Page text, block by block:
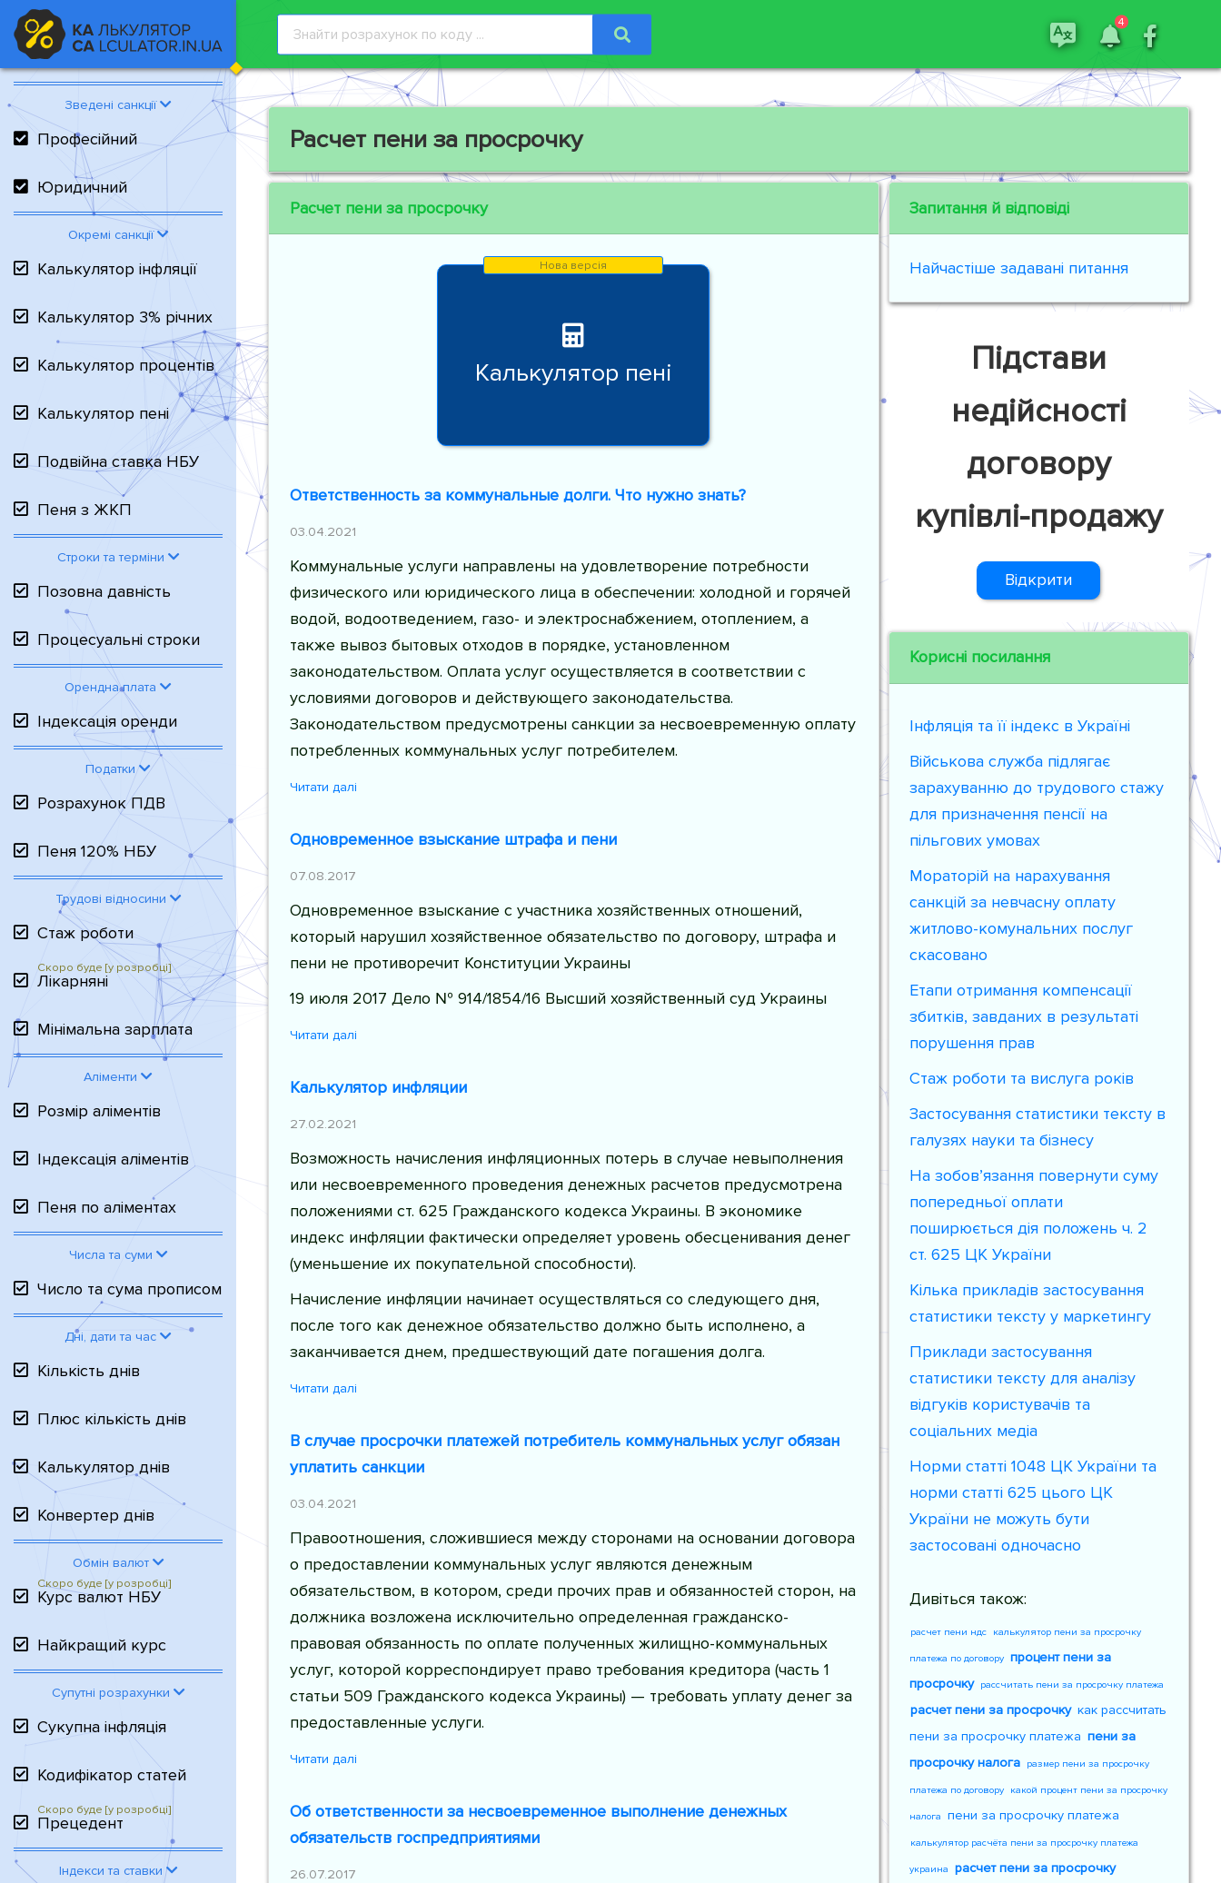
Зведені санкції
Професійний
Юридичний
Окремі санкції
Калькулятор інфляції
Калькулятор 3% річних
Калькулятор процентів
Калькулятор пені
Подвійна ставка НБУ
Пеня з ЖКП
Строки та терміни
Позовна давність
Процесуальні строки
Орендна плата
Індексація оренди
Податки
Розрахунок ПДВ
Пеня 120% НБУ
Трудові відносини
Стаж роботи
Лікарняні
Мінімальна зарплата
Аліменти
Розмір аліментів
Індексація аліментів
Пеня по аліментах
Числа та суми
Число та сума прописом
Дні, дати та час
Кількість днів
Плюс кількість днів
Калькулятор днів
Конвертер днів
Обмін валют
Курс валют НБУ
Найкращий курс
Супутні розрахунки
Сукупна інфляція
Кодифікатор статей
Прецедент
Індекси та ставки
4
Расчет пени за просрочку
Расчет пени за просрочку
Калькулятор пені
Ответственность за коммунальные долги. Что нужно знать?
03.04.2021
Коммунальные услуги направлены на удовлетворение потребности
физического или юридического лица в обеспечении: холодной и горячей
водой, водоотведением, газо- и электроснабжением, отоплением, а
также вывоз бытовых отходов в порядке, установленном
законодательством. Оплата услуг осуществляется в соответствии с
условиями договоров и действующего законодательства.
Законодательством предусмотрены санкции за несвоевременную оплату
потребленных коммунальных услуг потребителем.
Читати далі
Одновременное взыскание штрафа и пени
07.08.2017
Одновременное взыскание с участника хозяйственных отношений,
который нарушил хозяйственное обязательство по договору, штрафа и
пени не противоречит Конституции Украины
19 июля 2017 Дело № 914/1854/16 Высший хозяйственный суд Украины
Читати далі
Калькулятор инфляции
27.02.2021
Возможность начисления инфляционных потерь в случае невыполнения
или несвоевременного проведения денежных расчетов предусмотрена
положениями ст. 625 Гражданского кодекса Украины. В экономике
индекс инфляции фактически определяет уровень обесценивания денег
(уменьшение их покупательной способности).
Начисление инфляции начинает осуществляться со следующего дня,
после того как денежное обязательство должно быть исполнено, а
заканчивается днем, предшествующий дате погашения долга.
Читати далі
В случае просрочки платежей потребитель коммунальных услуг обязан
уплатить санкции
03.04.2021
Правоотношения, сложившиеся между сторонами на основании договора
о предоставлении коммунальных услуг являются денежным
обязательством, в котором, среди прочих прав и обязанностей сторон, на
должника возложена исключительно определенная гражданско-
правовая обязанность по оплате полученных жилищно-коммунальных
услуг, которой корреспондирует право требования кредитора (часть 1
статьи 509 Гражданского кодекса Украины) — требовать уплату денег за
предоставленные услуги.
Читати далі
Об ответственности за несвоевременное выполнение денежных
обязательств госпредприятиями
26.07.2017
Запитання й відповіді
Найчастіше задавані питання
Підстави
недійсності
договору
купівлі-продажу
Відкрити
Корисні посилання
Інфляція та її індекс в Україні
Військова служба підлягає
зарахуванню до трудового стажу
для призначення пенсії на
пільгових умовах
Мораторій на нарахування
санкцій за невчасну оплату
житлово-комунальних послуг
скасовано
Етапи отримання компенсації
збитків, завданих в результаті
порушення прав
Стаж роботи та вислуга років
Застосування статистики тексту в
галузях науки та бізнесу
На зобов’язання повернути суму
попередньої оплати
поширюється дія положень ч. 2
ст. 625 ЦК України
Кілька прикладів застосування
статистики тексту у маркетингу
Приклади застосування
статистики тексту для аналізу
відгуків користувачів та
соціальних медіа
Норми статті 1048 ЦК України та
норми статті 625 цього ЦК
України не можуть бути
застосовані одночасно
Дивіться також:
расчет пени ндс калькулятор пени за просрочку
платежа по договору процент пени за
просрочку
рассчитать пени за просрочку платежа
расчет пени за просрочку как рассчитать
пени за просрочку платежа пени за
просрочку налога
размер пени за просрочку
платежа по договору какой процент пени за просрочку
налога пени за просрочку платежа
калькулятор расчёта пени за просрочку платежа
украина
расчет пени за просрочку